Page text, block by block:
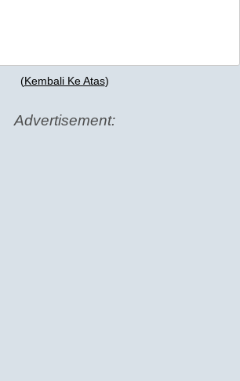
(Kembali Ke Atas)
Advertisement: